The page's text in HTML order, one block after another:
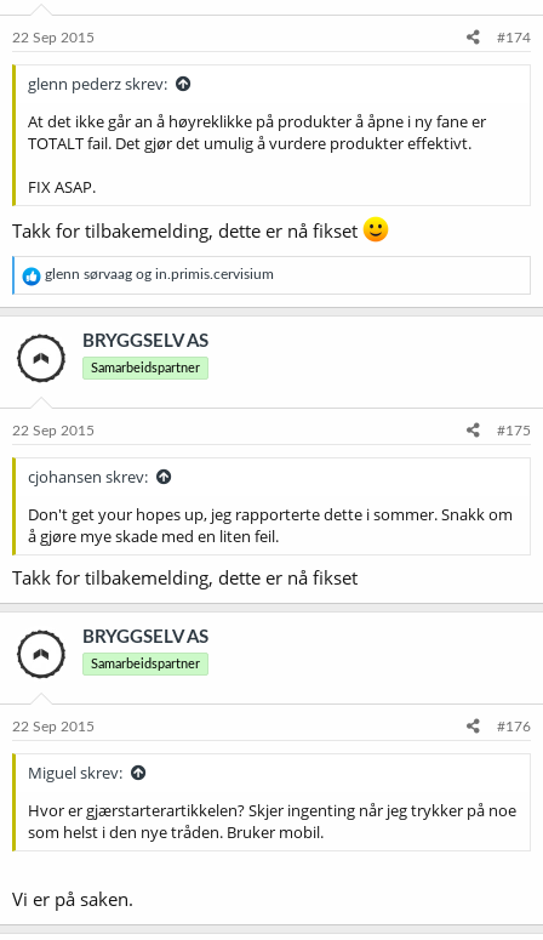
22 Sep 2015 #174
glenn pederz skrev:
At det ikke går an å høyreklikke på produkter å åpne i ny fane er
TOTALT fail. Det gjør det umulig å vurdere produkter effektivt.
FIX ASAP.
Takk for tilbakemelding, dette er nå fikset
R
e
a
k
e
glenn sørvaag og in.primis.cervisium
BRYGGSELV AS
Samarbeidspartner
22 Sep 2015 #175
cjohansen skrev:
Don't get your hopes up, jeg rapporterte dette i sommer. Snakk om
å gjøre mye skade med en liten feil.
Takk for tilbakemelding, dette er nå fikset
BRYGGSELV AS
Samarbeidspartner
22 Sep 2015 #176
Miguel skrev:
Hvor er gjærstarterartikkelen? Skjer ingenting når jeg trykker på noe
som helst i den nye tråden. Bruker mobil.
Vi er på saken.